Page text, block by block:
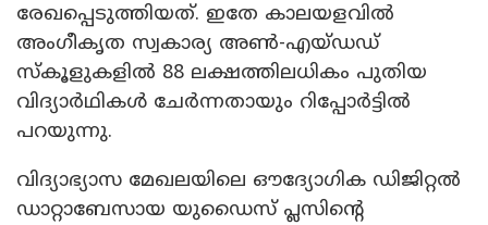
രേഖപ്പെടുത്തിയത്. ഇതേ കാലയളവിൽ
അംഗീകൃത സ്വകാര്യ അൺ-എയ്ഡഡ്
സ്കൂളുകളിൽ 88 ലക്ഷത്തിലധികം പുതിയ
വിദ്യാർഥികൾ ചേർന്നതായും റിപ്പോർട്ടിൽ
പറയുന്നു.
വിദ്യാഭ്യാസ മേഖലയിലെ ഔദ്യോഗിക ഡിജിറ്റൽ
ഡാറ്റാബേസായ യുഡൈസ് പ്ലസിന്റെ